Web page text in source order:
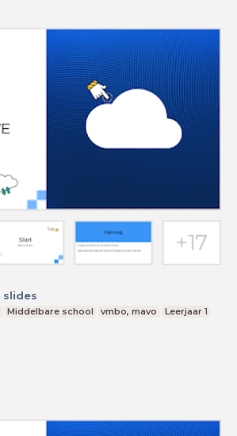
slides
Middelbare school vmbo, mavo Leerjaar 1